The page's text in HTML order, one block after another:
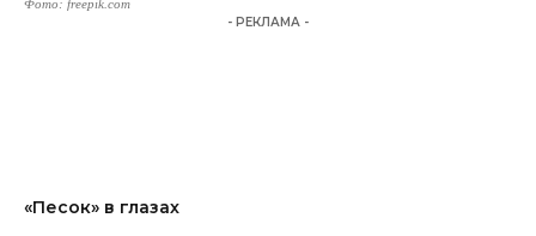
Фото: freepik.com
- РЕКЛАМА -
«Песок» в глазах